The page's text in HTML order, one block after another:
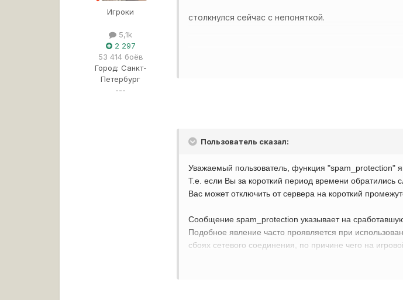
Игроки
5,1k
2 297
53 414 боёв
Город: Санкт-
Петербург
---
столкнулся сейчас с непоняткой.
Вопрос, что это?
Пользователь сказал:
Уважаемый пользователь, функция "spam_protection"
Т.е. если Вы за короткий период времени обратились
Вас может отключить от сервера на короткий
Сообщение spam_protection указывает на сработавшую
Подобное явление часто проявляется при
сбоях сетевого соединения, по причине чего на